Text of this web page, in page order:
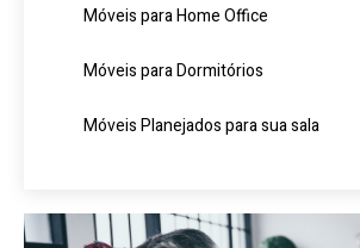
Móveis para Home Office
Móveis para Dormitórios
Móveis Planejados para sua sala